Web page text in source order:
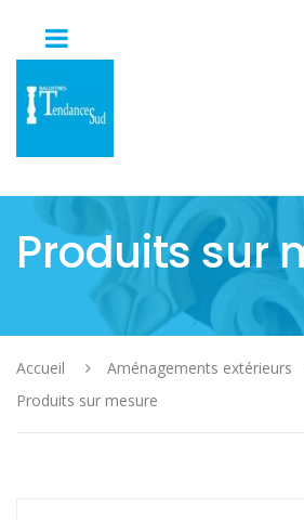
Produits sur
Accueil
Aménagements extérieurs
Produits sur mesure